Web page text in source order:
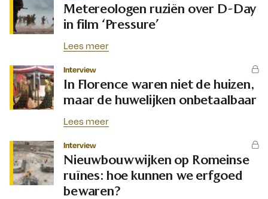
Metereologen ruziën over D-Day
in film ‘Pressure’
Lees meer
Interview
In Florence waren niet de huizen,
maar de huwelijken onbetaalbaar
Lees meer
Interview
Nieuwbouwwijken op Romeinse
ruïnes: hoe kunnen we erfgoed
bewaren?